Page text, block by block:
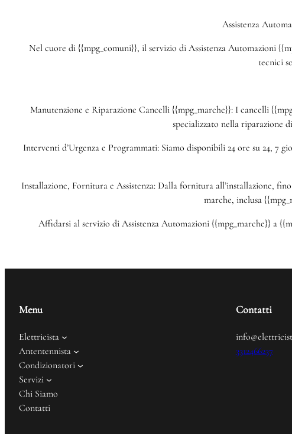
Assistenza
Nel cuore di {{mpg_comuni}}, il servizio di Assistenza Automazioni
tecnici
Manutenzione e Riparazione Cancelli {{mpg_marche}}: I cancelli
specializzato nella riparazione
Interventi d’Urgenza e Programmati: Siamo disponibili 24 ore su 24, 7
Installazione, Fornitura e Assistenza: Dalla fornitura all’installazione,
marche, inclusa
Affidarsi al servizio di Assistenza Automazioni {{mpg_marche}} a
Menu
Elettricista
Antentennista
Condizionatori
Servizi
Chi Siamo
Contatti
Contatti
3312466237